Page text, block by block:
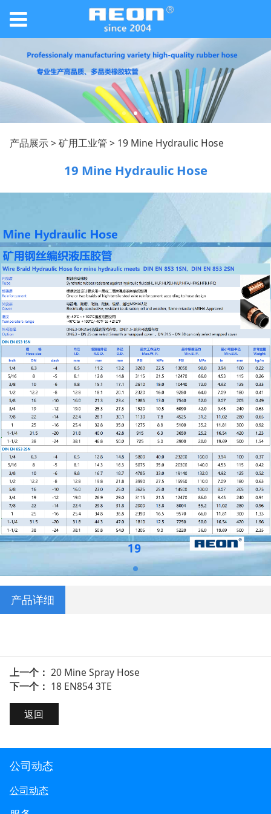
19 Mine Hydraulic
Hose
产品展示>矿用工业管 > 19 Mine Hydraulic Hose
19 Mine Hydraulic Hose
产品详细
上一个： 20 Mine Spray Hose
下一个： 18 EN854 3TE
返回
公司动态
公司动态